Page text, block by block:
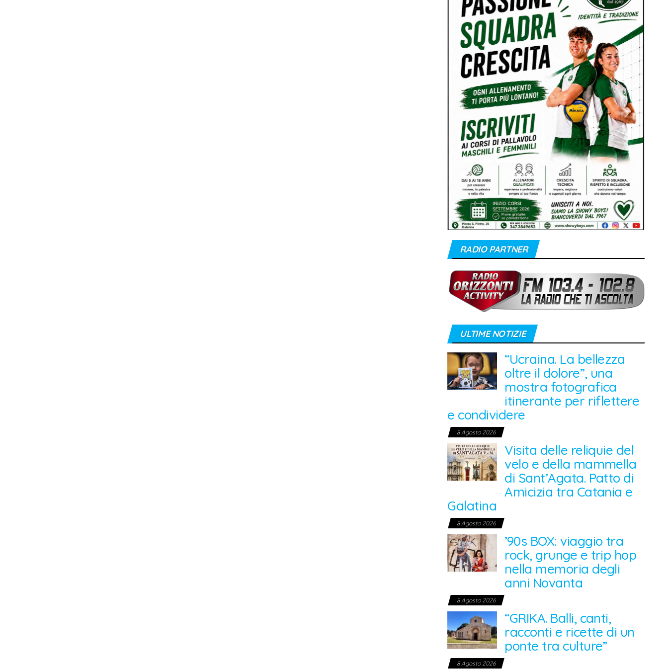
RADIO PARTNER
ULTIME NOTIZIE
“Ucraina. La bellezza
oltre il dolore”, una
mostra fotografica
itinerante per riflettere
e condividere
8 Agosto 2026
Visita delle reliquie del
velo e della mammella
di Sant’Agata. Patto di
Amicizia tra Catania e
Galatina
8 Agosto 2026
’90s BOX: viaggio tra
rock, grunge e trip hop
nella memoria degli
anni Novanta
8 Agosto 2026
“GRIKA. Balli, canti,
racconti e ricette di un
ponte tra culture”
8 Agosto 2026